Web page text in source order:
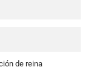
de reina